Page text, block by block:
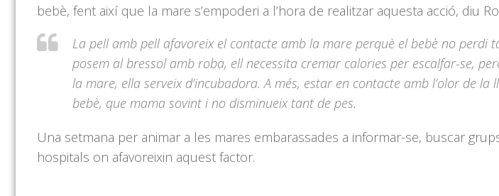
bebè, fent així que la mare s’empoderi a l’hora de realitzar aquesta acció, diu
La pell amb pell afavoreix el contacte amb la mare perquè el bebè no perdi
posem al bressol amb roba, ell necessita cremar calories per escalfar-se,
la mare, ella serveix d’incubadora. A més, estar en contacte amb l’olor de la
bebè, que mama sovint i no disminueix tant de pes.
Una setmana per animar a les mares embarassades a informar-se, buscar
hospitals on afavoreixin aquest factor.